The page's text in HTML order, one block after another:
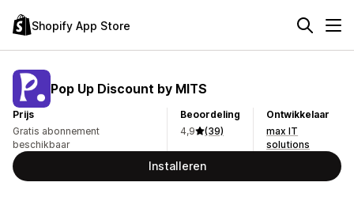
Shopify App Store
Pop Up Discount by MITS
Prijs
Gratis abonnement
beschikbaar
Beoordeling
4,9
(39)
Ontwikkelaar
max IT
solutions
Installeren